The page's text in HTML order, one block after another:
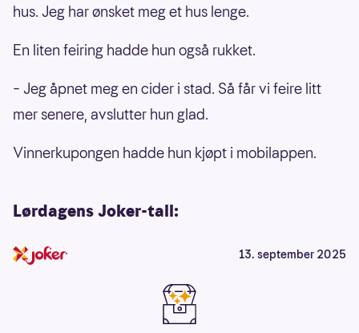
hus. Jeg har ønsket meg et hus lenge.
En liten feiring hadde hun også rukket.
– Jeg åpnet meg en cider i stad. Så får vi feire litt
mer senere, avslutter hun glad.
Vinnerkupongen hadde hun kjøpt i mobilappen.
Lørdagens Joker-tall:
13. september 2025